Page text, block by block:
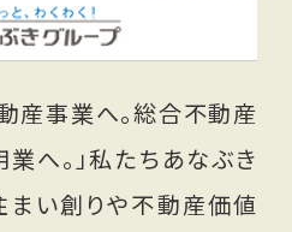
産事業へ。総合不動産
へ。」私たちあなぶき
まい創りや不動産価値